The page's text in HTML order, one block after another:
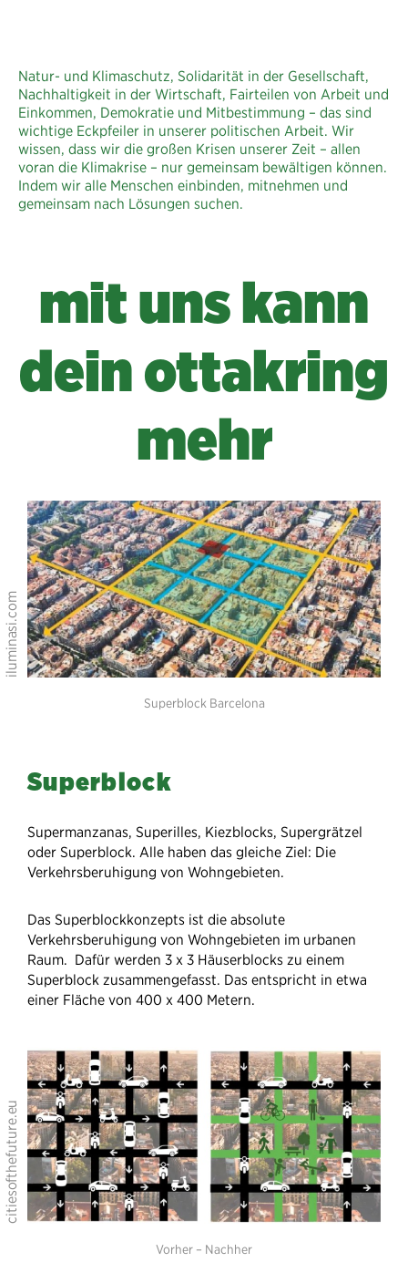
Natur- und Klimaschutz, Solidarität in der Gesellschaft,
Nachhaltigkeit in der Wirtschaft, Fairteilen von Arbeit und
Einkommen, Demokratie und Mitbestimmung – das sind
wichtige Eckpfeiler in unserer politischen Arbeit. Wir
wissen, dass wir die großen Krisen unserer Zeit – allen
voran die Klimakrise – nur gemeinsam bewältigen können.
Indem wir alle Menschen einbinden, mitnehmen und
gemeinsam nach Lösungen suchen.
mit uns kann
dein ottakring
mehr
Superblock Barcelona
Superblock
Supermanzanas, Superilles, Kiezblocks, Supergrätzel
oder Superblock. Alle haben das gleiche Ziel: Die
Verkehrsberuhigung von Wohngebieten.
Das Superblockkonzepts ist die absolute
Verkehrsberuhigung von Wohngebieten im urbanen
Raum. Dafür werden 3 x 3 Häuserblocks zu einem
Superblock zusammengefasst. Das entspricht in etwa
einer Fläche von 400 x 400 Metern.
Vorher – Nachher